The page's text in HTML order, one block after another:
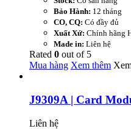
Bảo Hành: 12 tháng
CO, CQ: Có đầy đủ
Xuất Xứ: Chính hãng
Made in: Liên hệ
Rated 0 out of 5
Mua hàng Xem thêm
J9309A | Card
Liên hệ